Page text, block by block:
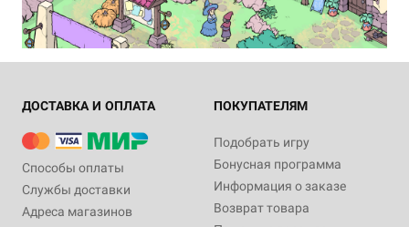
ДОСТАВКА И ОПЛАТА
Способы оплаты
Службы доставки
Адреса магазинов
ПОКУПАТЕЛЯМ
Подобрать игру
Бонусная программа
Информация о заказе
Возврат товара